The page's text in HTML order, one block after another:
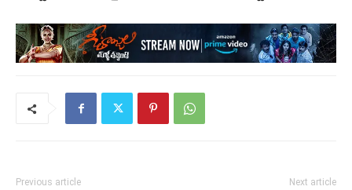
Previous article Next article